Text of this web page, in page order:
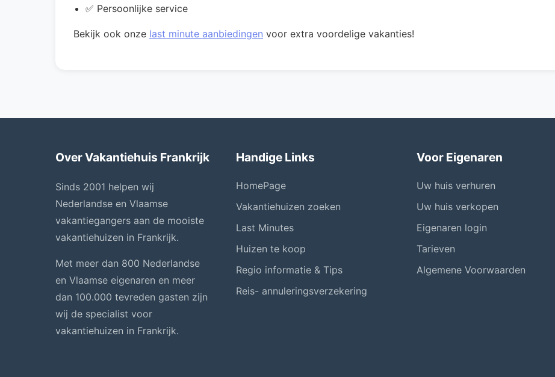
✅ Persoonlijke service
Bekijk ook onze last minute aanbiedingen voor extra voordelige vakanties!
Over Vakantiehuis Frankrijk
Sinds 2001 helpen wij
Nederlandse en Vlaamse
vakantiegangers aan de mooiste
vakantiehuizen in Frankrijk.
Met meer dan 800 Nederlandse
en Vlaamse eigenaren en meer
dan 100.000 tevreden gasten zijn
wij de specialist voor
vakantiehuizen in Frankrijk.
Handige Links
HomePage
Vakantiehuizen zoeken
Last Minutes
Huizen te koop
Regio informatie & Tips
Reis- annuleringsverzekering
Voor Eigenaren
Uw huis verhuren
Uw huis verkopen
Eigenaren login
Tarieven
Algemene Voorwaarden